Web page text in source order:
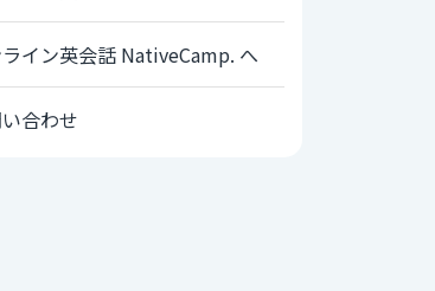
イン英会話 NativeCamp. へ
合わせ